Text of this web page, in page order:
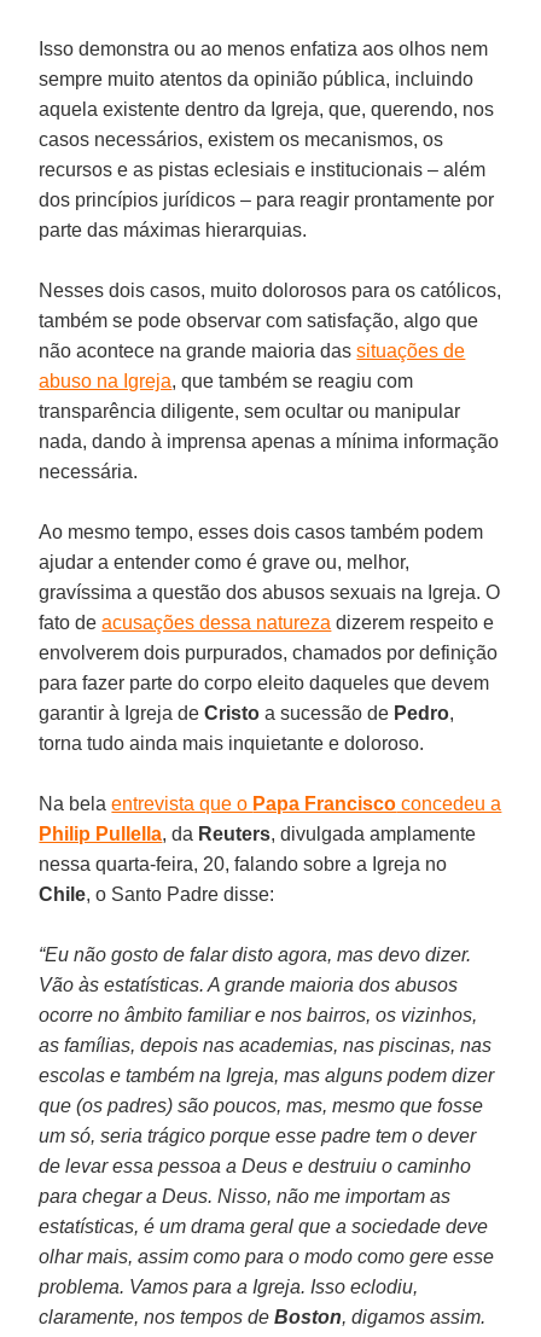
Isso demonstra ou ao menos enfatiza aos olhos nem
sempre muito atentos da opinião pública, incluindo
aquela existente dentro da Igreja, que, querendo, nos
casos necessários, existem os mecanismos, os
recursos e as pistas eclesiais e institucionais – além
dos princípios jurídicos – para reagir prontamente por
parte das máximas hierarquias.
Nesses dois casos, muito dolorosos para os católicos,
também se pode observar com satisfação, algo que
não acontece na grande maioria dassituações de
abuso na Igreja, que também se reagiu com
transparência diligente, sem ocultar ou manipular
nada, dando à imprensa apenas a mínima informação
necessária.
Ao mesmo tempo, esses dois casos também podem
ajudar a entender como é grave ou, melhor,
gravíssima a questão dos abusos sexuais na Igreja. O
fato deacusações dessa natureza dizerem respeito e
envolverem dois purpurados, chamados por definição
para fazer parte do corpo eleito daqueles que devem
garantir à Igreja deCristo a sucessão de Pedro,
torna tudo ainda mais inquietante e doloroso.
Na belaentrevista que o Papa Francisco concedeu a
Philip Pullella, da Reuters, divulgada amplamente
nessa quarta-feira, 20, falando sobre a Igreja no
Chile, o Santo Padre disse:
“Eu não gosto de falar disto agora, mas devo dizer.
Vão às estatísticas. A grande maioria dos abusos
ocorre no âmbito familiar e nos bairros, os vizinhos,
as famílias, depois nas academias, nas piscinas, nas
escolas e também na Igreja, mas alguns podem dizer
que (os padres) são poucos, mas, mesmo que fosse
um só, seria trágico porque esse padre tem o dever
de levar essa pessoa a Deus e destruiu o caminho
para chegar a Deus. Nisso, não me importam as
estatísticas, é um drama geral que a sociedade deve
olhar mais, assim como para o modo como gere esse
problema. Vamos para a Igreja. Isso eclodiu,
claramente, nos tempos deBoston, digamos assim.